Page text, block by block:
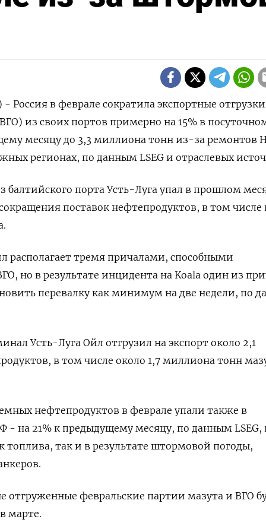
Россия в феврале сократила экспортные
из своих портов примерно на 15% в
месяцу до 3,3 миллиона тонн из-за ремонтов
регионах, по данным LSEG и отраслевых
балтийского порта Усть-Луга упал в прошлом
поставок нефтепродуктов, в том числе
располагает тремя причалами, способными
но в результате инцидента на Koala один из
перевалку как минимум на две недели, по
Усть-Луга Ойл отгрузил на экспорт около 2,1
в том числе около 1,7 миллиона тонн
нефтепродуктов в феврале упали также в
- на 21% к предыдущему месяцу, по данным LSEG,
топлива, так и в результате штормовой погоды,
отгруженные февральские партии мазута и ВГО
марте.